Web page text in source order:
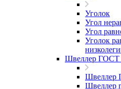
Уголок
Угол
Угол
Уголок
Швеллер ГОСТ
Швеллер
Швеллер